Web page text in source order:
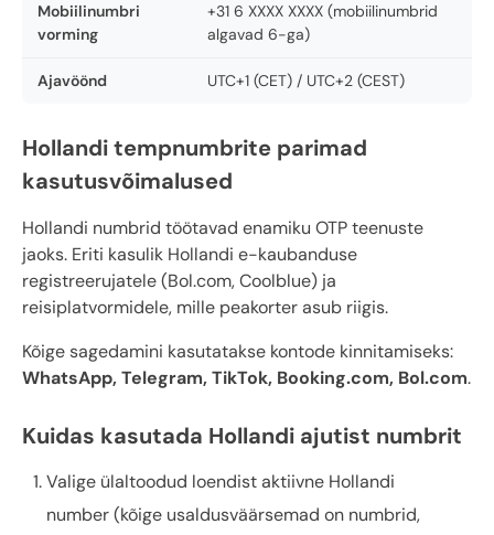
Mobiilinumbri
vorming
+31 6 XXXX XXXX (mobiilinumbrid
algavad 6-ga)
Ajavöönd UTC+1 (CET) / UTC+2 (CEST)
Hollandi tempnumbrite parimad
kasutusvõimalused
Hollandi numbrid töötavad enamiku OTP teenuste
jaoks. Eriti kasulik Hollandi e-kaubanduse
registreerujatele (Bol.com, Coolblue) ja
reisiplatvormidele, mille peakorter asub riigis.
Kõige sagedamini kasutatakse kontode kinnitamiseks:
WhatsApp, Telegram, TikTok, Booking.com, Bol.com.
Kuidas kasutada Hollandi ajutist numbrit
Valige ülaltoodud loendist aktiivne Hollandi
number (kõige usaldusväärsemad on numbrid,